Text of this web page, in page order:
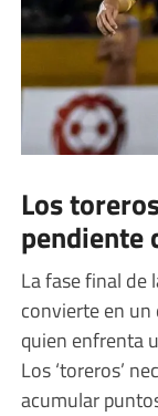
Los
pendiente
La fase final de
convierte en
quien enfrenta
Los ‘toreros’
acumular